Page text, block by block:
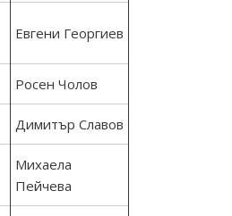
Евгени Георгиев
Росен Чолов
Димитър Славов
Михаела
Пейчева